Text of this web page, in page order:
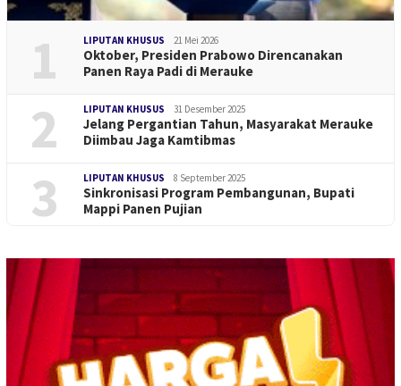
1 LIPUTAN KHUSUS 21 Mei 2026
Oktober, Presiden Prabowo Direncanakan
Panen Raya Padi di Merauke
2 LIPUTAN KHUSUS 31 Desember 2025
Jelang Pergantian Tahun, Masyarakat Merauke
Diimbau Jaga Kamtibmas
3 LIPUTAN KHUSUS 8 September 2025
Sinkronisasi Program Pembangunan, Bupati
Mappi Panen Pujian